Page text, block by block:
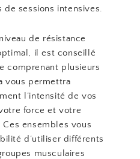
sessions intensives.
de résistance
il est conseillé
comprenant plusieurs
vous permettra
l’intensité de vos
force et votre
ensembles vous
d’utiliser différents
musculaires